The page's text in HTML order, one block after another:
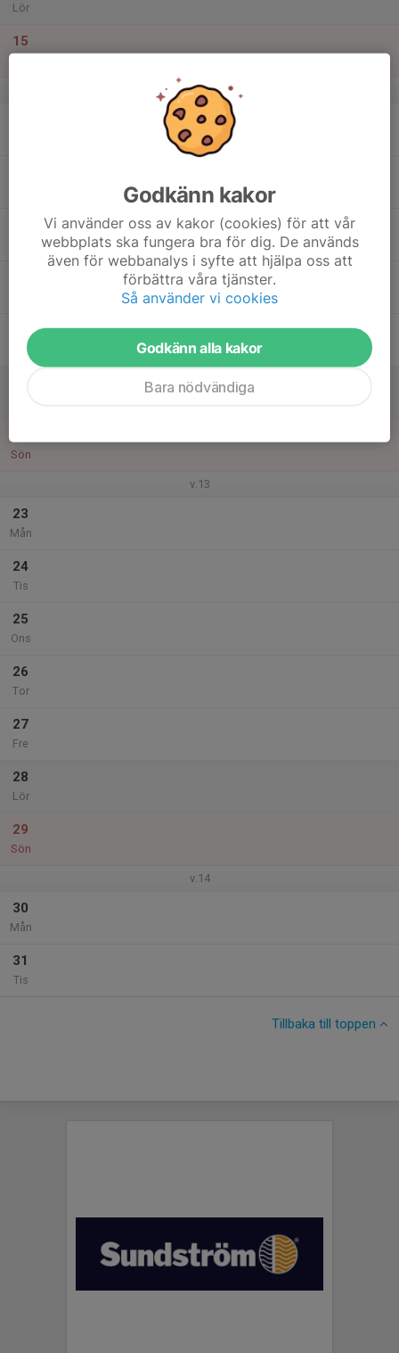
Lör
15
v.12
Fre
Sön
v.13
23
Mån
24
Tis
25
Ons
26
Tor
27
Fre
28
Lör
29
Sön
v.14
30
Mån
31
Tis
Tillbaka till toppen
Godkänn kakor
Vi använder oss av kakor (cookies) för att vår
webbplats ska fungera bra för dig. De används
även för webbanalys i syfte att hjälpa oss att
förbättra våra tjänster.
Så använder vi cookies
Godkänn alla kakor
Bara nödvändiga